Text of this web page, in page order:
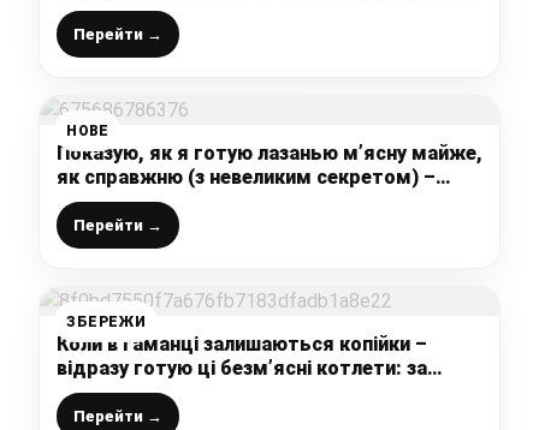
Перейти →
НОВЕ
Показую, як я готую лазанью м’ясну майже,
як справжню (з невеликим секретом) –
рецепт без дорогого тіста
Перейти →
ЗБЕРЕЖИ
Коли в гаманці залишаються копійки –
відразу готую ці безм’ясні котлети: за
смаком навіть краще м’ясних (пісний
рецепт)
Перейти →